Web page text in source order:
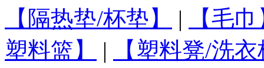
【隔热垫/杯垫】
|
【毛
塑料篮】
|
【塑料凳/洗